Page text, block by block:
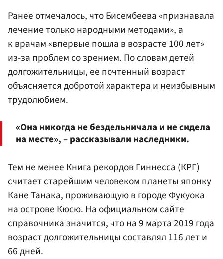
Ранее отмечалось, что Бисембеева «признавала
лечение только народными методами», а
к врачам «впервые пошла в возрасте 100 лет»
из-за проблем со зрением. По словам детей
долгожительницы, ее почтенный возраст
объясняется добротой характера и неизбывным
трудолюбием.
«Она никогда не бездельничала и не сидела
на месте», – рассказывали наследники.
Тем не менее Книга рекордов Гиннесса (КРГ)
считает старейшим человеком планеты японку
Кане Танака, проживающую в городе Фукуока
на острове Кюсю. На официальном сайте
справочника значится, что на 9 марта 2019 года
возраст долгожительницы составлял 116 лет и
66 дней.